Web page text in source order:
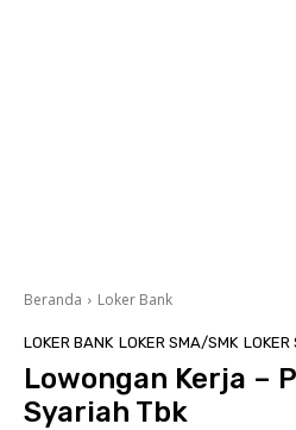
Beranda Loker Bank
LOKER BANK LOKER SMA/SMK LOKER
Lowongan Kerja –
Syariah Tbk